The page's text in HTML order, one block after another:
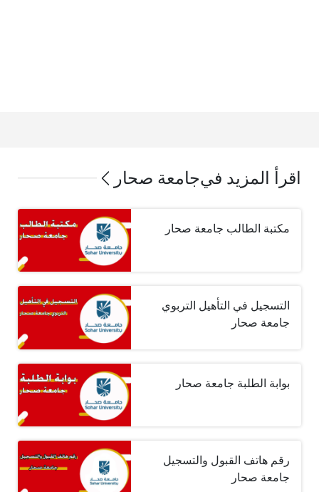
اقرأ المزيد فيجامعة صحار
مكتبة الطالب جامعة صحار
التسجيل في التأهيل التربوي
جامعة صحار
بوابة الطلبة جامعة صحار
رقم هاتف القبول والتسجيل
جامعة صحار